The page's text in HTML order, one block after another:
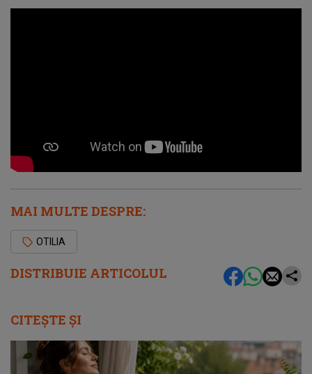
DISTRIBUIE ARTICOLUL
MAI MULTE DESPRE:
OTILIA
CITEȘTE ȘI